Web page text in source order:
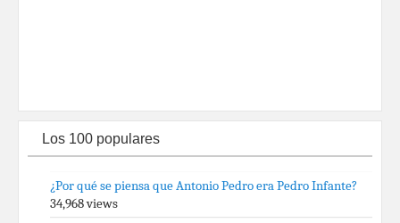
Los 100 populares
¿Por qué se piensa que Antonio Pedro era Pedro Infante?
34,968 views